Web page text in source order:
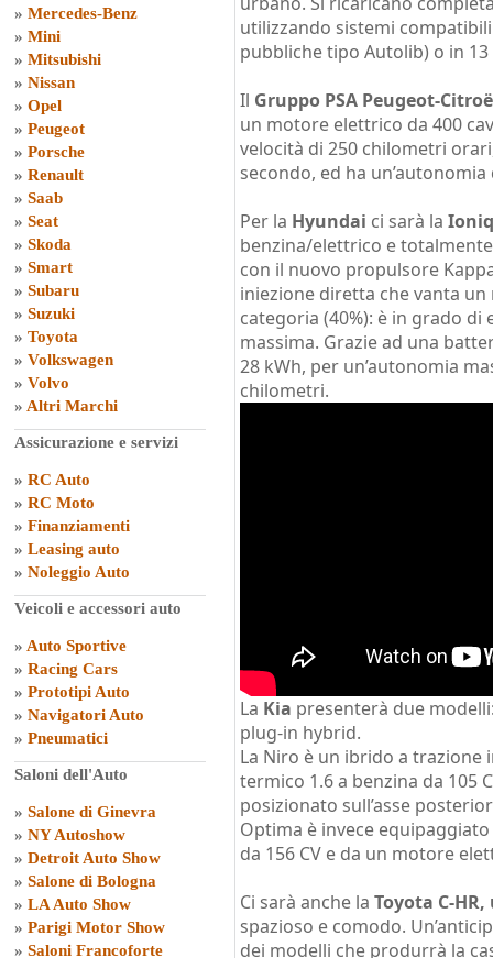
» Mercedes-Benz
» Mini
» Mitsubishi
» Nissan
» Opel
» Peugeot
» Porsche
» Renault
» Saab
» Seat
» Skoda
» Smart
» Subaru
» Suzuki
» Toyota
» Volkswagen
» Volvo
» Altri Marchi
Assicurazione e servizi
» RC Auto
» RC Moto
» Finanziamenti
» Leasing auto
» Noleggio Auto
Veicoli e accessori auto
» Auto Sportive
» Racing Cars
» Prototipi Auto
» Navigatori Auto
» Pneumatici
Saloni dell'Auto
» Salone di Ginevra
» NY Autoshow
» Detroit Auto Show
» Salone di Bologna
» LA Auto Show
» Parigi Motor Show
» Saloni Francoforte
utilizzando sistemi
pubbliche tipo Autolib) o in
Il Gruppo PSA Peugeot-
un motore elettrico da 400
velocità di 250 chilometri
secondo, ed ha
Per la Hyundai ci sarà la Ioniq
benzina/elettrico e
con il nuovo propulsore
iniezione diretta che vanta
categoria (40%): è in grado di
massima. Grazie ad una
28 kWh, per un’autonomia
chilometri.
La Kia presenterà due
plug-in hybrid.
La Niro è un ibrido a trazione
termico 1.6 a benzina da 105
posizionato sull’asse
Optima è invece
da 156 CV e da un motore
Ci sarà anche la Toyota C-HR,
spazioso e comodo.
dei modelli che produrrà la